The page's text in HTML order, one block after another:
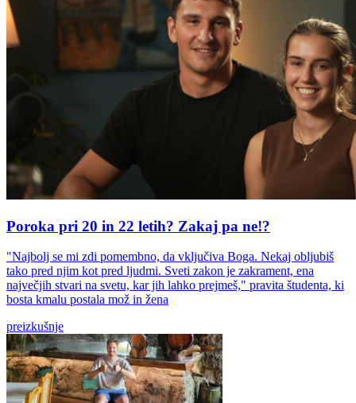
Poroka pri 20 in 22 letih? Zakaj pa ne!?
"Najbolj se mi zdi pomembno, da vključiva Boga. Nekaj obljubiš
tako pred njim kot pred ljudmi. Sveti zakon je zakrament, ena
največjih stvari na svetu, kar jih lahko prejmeš," pravita študenta, ki
bosta kmalu postala mož in žena
preizkušnje